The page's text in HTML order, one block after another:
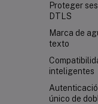
Proteger
DTLS
Marca de
texto
inteligentes
único de